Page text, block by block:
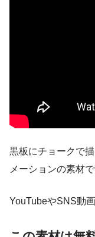
黒板にチョークで
メーションの素材で
YouTubeやSNS動